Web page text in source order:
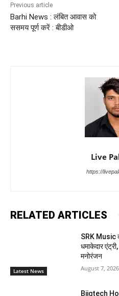
Previous article
Barhi News : लंबित आवास को
ससमय पूर्ण करें : बीडीओ
Live
https://
RELATED ARTICLES
Latest News
SRK Music
धमाकेदार
मनोरंजन
August 7, 2026
Biigtech